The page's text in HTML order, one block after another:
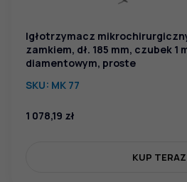
Igłotrzymacz
zamkiem, dł. 185 mm, czubek 1
diamentowym, proste
SKU: MK 77
1 078,19 zł
KUP TERAZ